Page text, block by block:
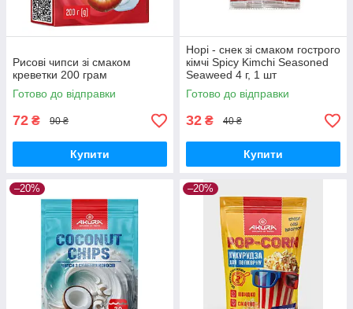
Рисові чипси зі смаком
креветки 200 грам
Готово до відправки
72 ₴ 90 ₴
Купити
Норі - снек зі смаком гострого
кімчі Spicy Kimchi Seasoned
Seaweed 4 г, 1 шт
Готово до відправки
32 ₴ 40 ₴
Купити
–20% –20%